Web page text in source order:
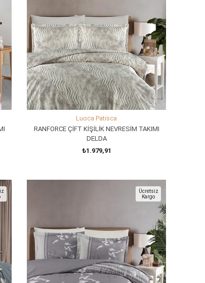
Luoca Patisca
RANFORCE ÇİFT KİŞİLİK NEVRESİM TAKIMI
DELDA
₺1.979,91
Ücretsiz
Kargo